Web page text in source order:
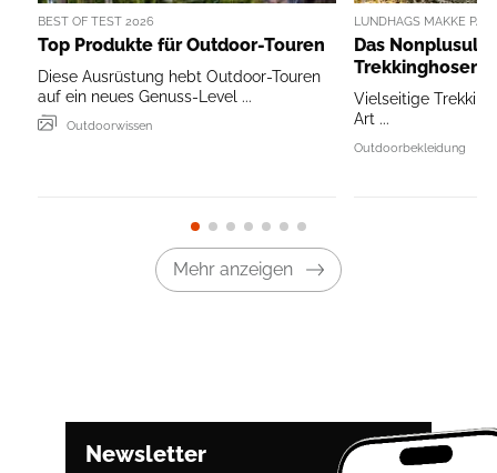
BEST OF TEST 2026
Top Produkte für Outdoor-Touren
Diese Ausrüstung hebt Outdoor-Touren
auf ein neues Genuss-Level ...
Outdoorwissen
LUNDHAGS MAKKE
Das
Trekkinghosen
Vielseitige
Art ...
Outdoorbekleidung
Mehr anzeigen
Newsletter